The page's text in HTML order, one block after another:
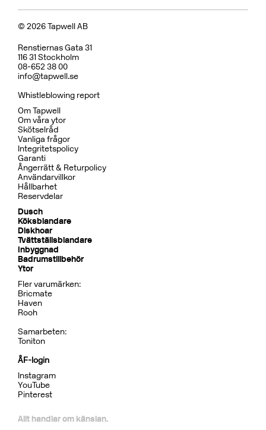
Badkarsblandare
BOX026 Mattsvart
CR MB LU
Pris 15995 kr
Tillbehör Inbyggnad
BOX300/300 Mattsvart
Pris 4995 kr